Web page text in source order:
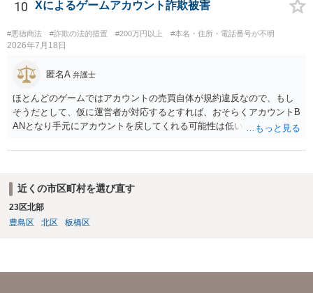
10 Xによるゲームアカウント詐欺被害
#悪徳商法 #詐欺の法的措置 #200万円以上 #本名・住所・電話番号が不明
2026年7月18日
匿名A 弁護士
ほとんどのゲームではアカウントの売買自体が規約違反なので、もし
そうだとして、仮に運営者が対応するとすれば、おそらくアカウントB
ANとなり手元にアカウントを戻してくれる可能性は低いかもしれませ
絶）を食らう可能性があります。RMTが許されているゲーム（海外の
変わるかもしれませんが…
近くの市区町村を選び直す
23区北部
豊島区
北区 板橋区